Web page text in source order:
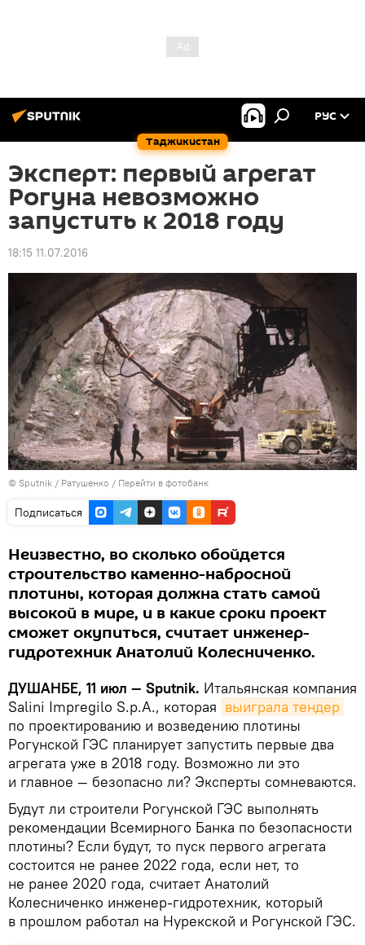
Таджикистан
РУС
Эксперт: первый агрегат
Рогуна невозможно
запустить к 2018 году
18:15 11.07.2016
© Sputnik / Ратушенко / Перейти в фотобанк
Подписаться
Неизвестно, во сколько обойдется
строительство каменно-набросной
плотины, которая должна стать самой
высокой в мире, и в какие сроки проект
сможет окупиться, считает инженер-
гидротехник Анатолий Колесниченко.
ДУШАНБЕ, 11 июл — Sputnik. Итальянская компания
Salini Impregilo S.p.A., которая выиграла тендер
по проектированию и возведению плотины
Рогунской ГЭС планирует запустить первые два
агрегата уже в 2018 году. Возможно ли это
и главное — безопасно ли? Эксперты сомневаются.
Будут ли строители Рогунской ГЭС выполнять
рекомендации Всемирного Банка по безопасности
плотины? Если будут, то пуск первого агрегата
состоится не ранее 2022 года, если нет, то
не ранее 2020 года, считает Анатолий
Колесниченко инженер-гидротехник, который
в прошлом работал на Нурекской и Рогунской ГЭС.